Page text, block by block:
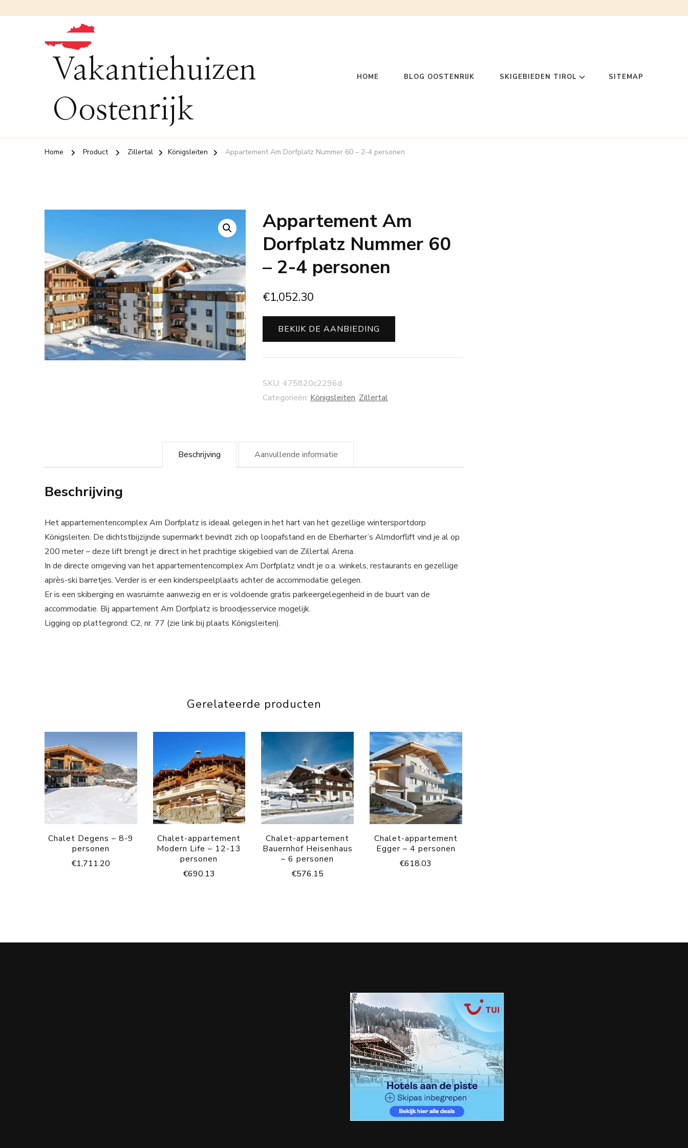
Vakantiehuizen
Oostenrijk
HOME BLOG OOSTENRIJK SKIGEBIEDEN TIROL SITEMAP
Home Product Zillertal Königsleiten Appartement Am Dorfplatz Nummer 60 – 2-4 personen
Appartement Am
Dorfplatz Nummer 60
– 2-4 personen
€1,052.30
BEKIJK DE AANBIEDING
SKU: 475820c2296d
Categorieën: Königsleiten, Zillertal
Beschrijving Aanvullende informatie
Beschrijving
Het appartementencomplex Am Dorfplatz is ideaal gelegen in het hart van het gezellige wintersportdorp
Königsleiten. De dichtstbijzijnde supermarkt bevindt zich op loopafstand en de Eberharter’s Almdorflift vind je al op
200 meter – deze lift brengt je direct in het prachtige skigebied van de Zillertal Arena.
In de directe omgeving van het appartementencomplex Am Dorfplatz vindt je o.a. winkels, restaurants en gezellige
après-ski barretjes. Verder is er een kinderspeelplaats achter de accommodatie gelegen.
Er is een skiberging en wasruimte aanwezig en er is voldoende gratis parkeergelegenheid in de buurt van de
accommodatie. Bij appartement Am Dorfplatz is broodjesservice mogelijk.
Ligging op plattegrond: C2, nr. 77 (zie link bij plaats Königsleiten).
Gerelateerde producten
Chalet Degens – 8-9
personen
€1,711.20
Chalet-appartement
Modern Life – 12-13
personen
€690.13
Chalet-appartement
Bauernhof Heisenhaus
– 6 personen
€576.15
Chalet-appartement
Egger – 4 personen
€618.03